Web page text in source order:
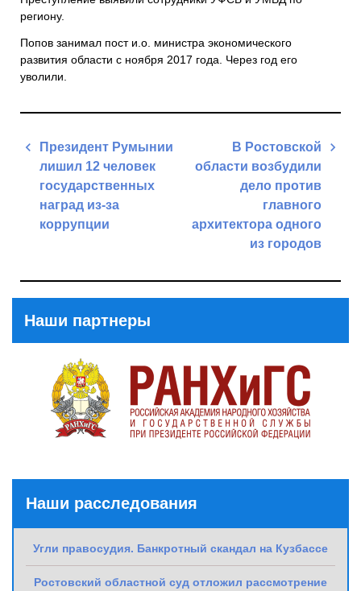
региону.
Попов занимал пост и.о. министра экономического
развития области с ноября 2017 года. Через год его
уволили.
Навигация
записям
Президент Румынии
лишил 12 человек
государственных
наград из-за
коррупции
В Ростовской
области возбудили
дело против
главного
архитектора одного
из городов
Наши партнеры
Наши расследования
Угли правосудия. Банкротный скандал на Кузбассе
Ростовский областной суд отложил рассмотрение